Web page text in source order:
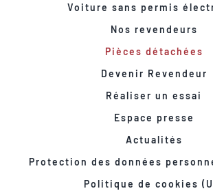
Voiture sans permis
Nos revendeurs
Pièces détachées
Devenir Revendeur
Réaliser un essai
Espace presse
Actualités
Protection des données
Politique de cookies